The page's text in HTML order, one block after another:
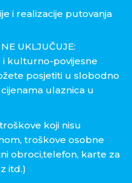
i realizacije putovanja
UKLJUČUJE:
i kulturno-povijesne
posjetiti u slobodno
ulaznica u
koji nisu
troškove osobne
obroci,telefon, karte za
itd.)